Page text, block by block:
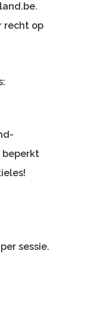
.
recht op
beperkt
sessie.